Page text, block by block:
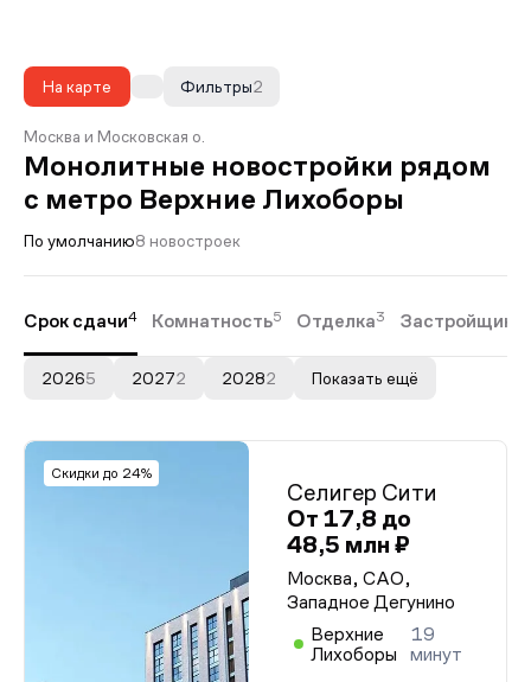
На карте 2
Фильтры
Москва и Московская о.
Монолитные новостройки рядом
с метро Верхние Лихоборы
По умолчанию8 новостроек
Срок сдачи4 Комнатность5 Отделка3 Застройщики
20265 20272 20282 Показать ещё
Скидки до 24%
Селигер Сити
От 17,8 до
48,5 млн ₽
Москва, САО,
Западное Дегунино
Верхние
Лихоборы
19
минут